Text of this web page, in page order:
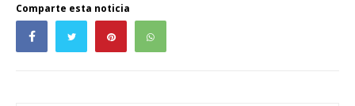
Comparte esta noticia